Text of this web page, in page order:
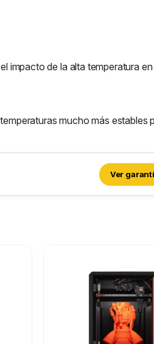
impacto de la alta temperatura en
mucho más estables
Ver